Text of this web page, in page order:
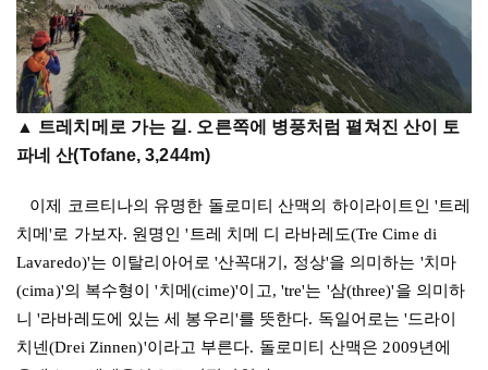
▲ 트레치메로 가는 길. 오른쪽에 병풍처럼 펼쳐진 산이 토
파네 산(Tofane, 3,244m)
이제 코르티나의 유명한 돌로미티 산맥의 하이라이트인 '트레
치메'로 가보자. 원명인 ' 트레 치메 디 라바레도(Tre Cime di
Lavaredo)'는 이탈리아어로 '산꼭대기 , 정상'을 의미하는 '치마
(cima)'의 복수형이 '치메 (cime)'이고, 'tre'는 '삼(three)'을 의미하
니 '라바레도에 있는 세 봉우리 '를 뜻한다. 독일어로는 '드라이
치넨(Drei Zinnen)'이라고 부른다. 돌로미티 산맥은 2009년에